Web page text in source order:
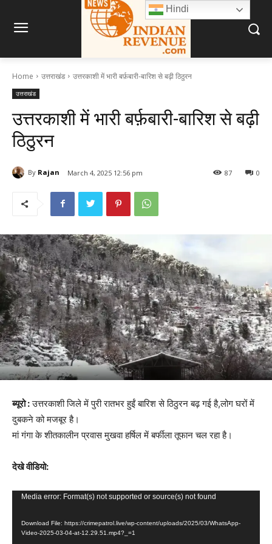
Home उत्तराखंड उत्तरकाशी में भारी बर्फ़बारी-बारिश से बढ़ी ठिठुरन
उत्तराखंड
उत्तरकाशी में भारी बर्फ़बारी-बारिश से बढ़ी
ठिठुरन
By Rajan March 4, 2025 12:56 pm 0
87
ब्यूरो :उत्तरकाशी जिले में पुरी रातभर हुईं बारिश से ठिठुरन बढ़ गई है,लोग घरों में
दुबकने को मजबूर है।
मां गंगा के शीतकालीन प्रवास मुखवा हर्षिल में बर्फीला तूफान चल रहा है।
देखे वीडियो:
Media error: Format(s) not supported or source(s) not found
Download File: https://crimepatrol.live/wp-content/uploads/2025/03/WhatsApp-
Video-2025-03-04-at-12.29.51.mp4?_=1
Hindi